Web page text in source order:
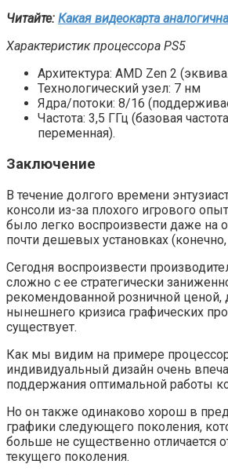
Читайте: Какая видеокарта
Характеристик процессора PS5
Архитектура: AMD Zen 2
Технологический узел: 7 нм
Ядра/потоки: 8/16
Частота: 3,5 ГГц (базовая
переменная).
Заключение
В течение долгого времени
консоли из-за плохого игрового
было легко воспроизвести даже на
почти дешевых установках
Сегодня воспроизвести
сложно с ее стратегически
рекомендованной розничной ценой,
нынешнего кризиса графических
существует.
Как мы видим на примере
индивидуальный дизайн очень
поддержания оптимальной работы
Но он также одинаково хорош в
графики следующего поколения,
больше не существенно отличается
текущего поколения.